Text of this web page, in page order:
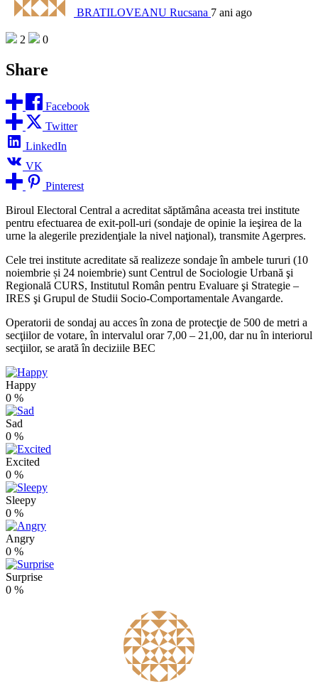
BRATILOVEANU Rucsana 7 ani ago
2 0
Share
Facebook
Twitter
LinkedIn
VK
Pinterest
Biroul Electoral Central a acreditat săptămâna aceasta trei institute
pentru efectuarea de exit-poll-uri (sondaje de opinie la ieşirea de la
urne la alegerile prezidenţiale la nivel naţional), transmite Agerpres.
Cele trei institute acreditate să realizeze sondaje în ambele tururi (10
noiembrie și 24 noiembrie) sunt Centrul de Sociologie Urbană şi
Regională CURS, Institutul Român pentru Evaluare şi Strategie –
IRES şi Grupul de Studii Socio-Comportamentale Avangarde.
Operatorii de sondaj au acces în zona de protecţie de 500 de metri a
secţiilor de votare, în intervalul orar 7,00 – 21,00, dar nu în interiorul
secţiilor, se arată în deciziile BEC
Happy
0 %
Sad
0 %
Excited
0 %
Sleepy
0 %
Angry
0 %
Surprise
0 %